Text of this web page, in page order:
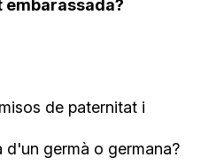
embarassada?
de paternitat i
d'un germà o germana?